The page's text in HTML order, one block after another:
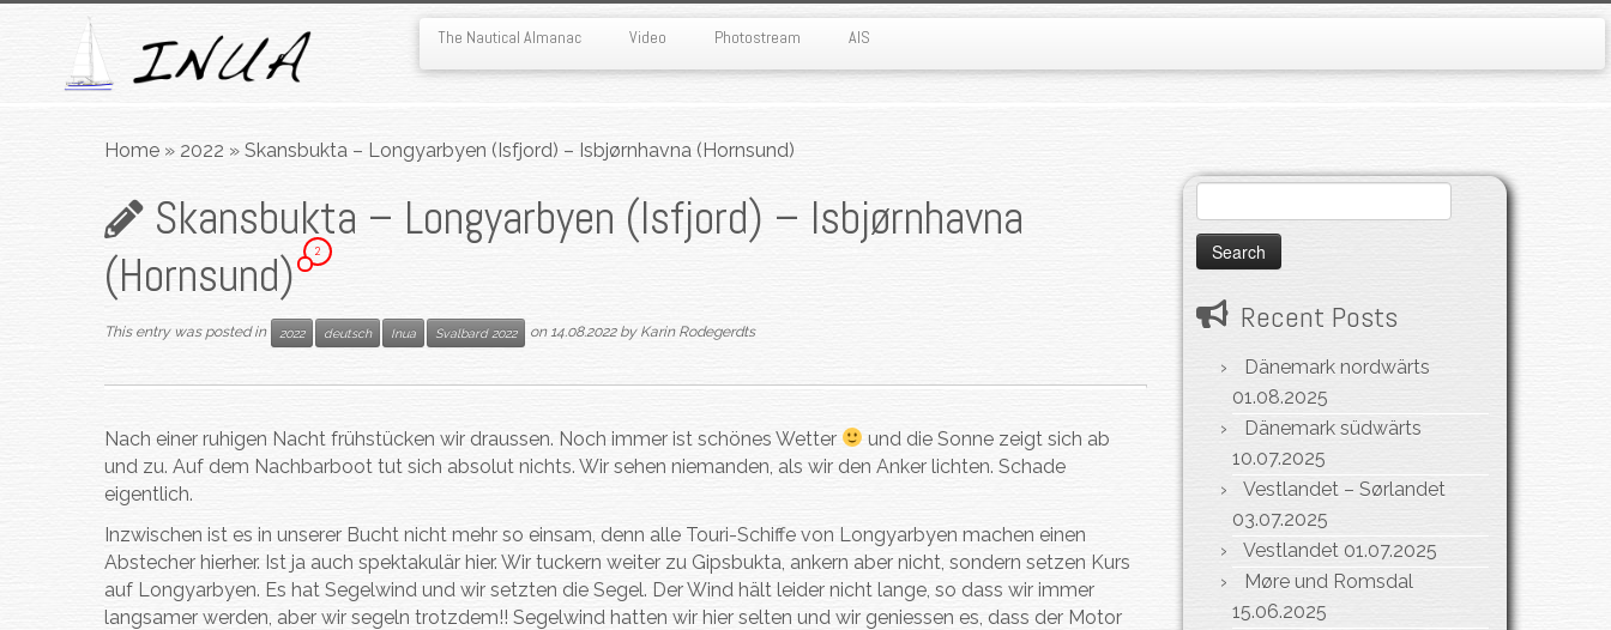
The Nautical Almanac Video Photostream AIS
Home » 2022 » Skansbukta – Longyarbyen (Isfjord) – Isbjørnhavna (Hornsund)
Skansbukta – Longyarbyen (Isfjord) – Isbjørnhavna
(Hornsund)
2
This entry was posted in 2022 deutsch Inua Svalbard 2022 on 14.08.2022 by Karin Rodegerdts
Nach einer ruhigen Nacht frühstücken wir draussen. Noch immer ist schönes Wetter
und die Sonne zeigt sich ab
und zu. Auf dem Nachbarboot tut sich absolut nichts. Wir sehen niemanden, als wir den Anker lichten. Schade
eigentlich.
Inzwischen ist es in unserer Bucht nicht mehr so einsam, denn alle Touri-Schiffe von Longyarbyen machen einen
Abstecher hierher. Ist ja auch spektakulär hier. Wir tuckern weiter zu Gipsbukta, ankern aber nicht, sondern setzen Kurs
auf Longyarbyen. Es hat Segelwind und wir setzten die Segel. Der Wind hält leider nicht lange, so dass wir immer
langsamer werden, aber wir segeln trotzdem!! Segelwind hatten wir hier selten und wir geniessen es, dass der Motor
for:
Recent Posts
Dänemark nordwärts
01.08.2025
Dänemark südwärts
10.07.2025
Vestlandet – Sørlandet
03.07.2025
Vestlandet 01.07.2025
Møre und Romsdal
15.06.2025